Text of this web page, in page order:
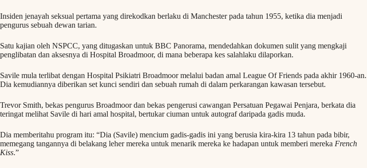
Insiden jenayah seksual pertama yang direkodkan berlaku di Manchester pada tahun 1955, ketika dia menjadi
pengurus sebuah dewan tarian.
Satu kajian oleh NSPCC, yang ditugaskan untuk BBC Panorama, mendedahkan dokumen sulit yang mengkaji
penglibatan dan aksesnya di Hospital Broadmoor, di mana beberapa kes salahlaku dilaporkan.
Savile mula terlibat dengan Hospital Psikiatri Broadmoor melalui badan amal League Of Friends pada akhir 1960-an.
Dia kemudiannya diberikan set kunci sendiri dan sebuah rumah di dalam perkarangan kawasan tersebut.
Trevor Smith, bekas pengurus Broadmoor dan bekas pengerusi cawangan Persatuan Pegawai Penjara, berkata dia
teringat melihat Savile di hari amal hospital, bertukar ciuman untuk autograf daripada gadis muda.
Dia memberitahu program itu: “Dia (Savile) mencium gadis-gadis ini yang berusia kira-kira 13 tahun pada bibir,
memegang tangannya di belakang leher mereka untuk menarik mereka ke hadapan untuk memberi mereka French
Kiss.”